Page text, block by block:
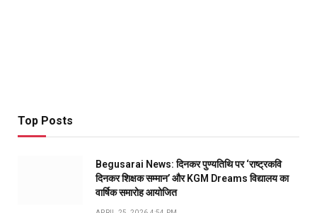
Top Posts
Begusarai News: दिनकर पुण्यतिथि पर ‘राष्ट्रकवि
दिनकर शिक्षक सम्मान’ और KGM Dreams विद्यालय का
वार्षिक समारोह आयोजित